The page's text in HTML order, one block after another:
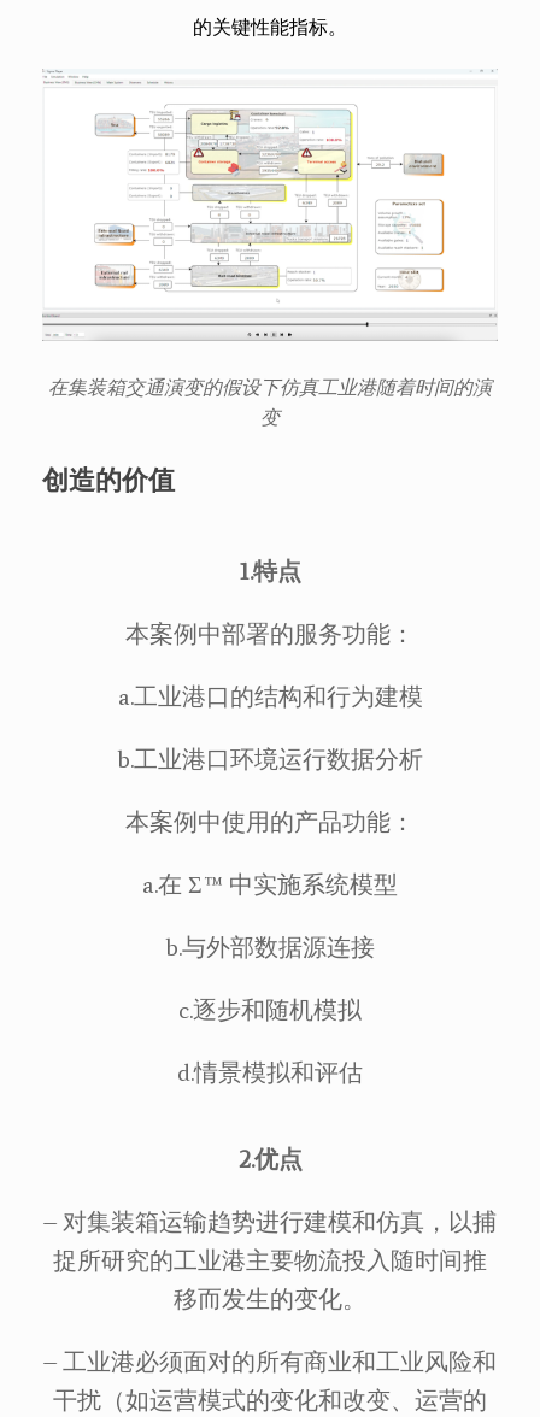
的关键性能指标。
在集装箱交通演变的假设下仿真工业港随着时间的演
变
创造的价值
1.特点
本案例中部署的服务功能：
a.工业港口的结构和行为建模
b.工业港口环境运行数据分析
本案例中使用的产品功能：
a.在 Σ™ 中实施系统模型
b.与外部数据源连接
c.逐步和随机模拟
d.情景模拟和评估
2.优点
– 对集装箱运输趋势进行建模和仿真，以捕
捉所研究的工业港主要物流投入随时间推
移而发生的变化。
– 工业港必须面对的所有商业和工业风险和
干扰（如运营模式的变化和改变、运营的